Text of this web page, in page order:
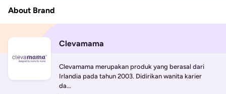
About Brand
Clevamama
Clevamama merupakan produk yang berasal dari
Irlandia pada tahun 2003. Didirikan wanita karier
da...